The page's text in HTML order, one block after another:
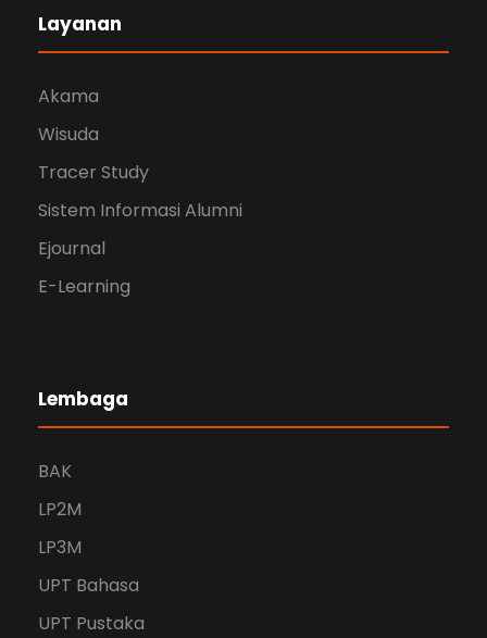
Layanan
Akama
Wisuda
Tracer Study
Sistem Informasi Alumni
Ejournal
E-Learning
Lembaga
BAK
LP2M
LP3M
UPT Bahasa
UPT Pustaka